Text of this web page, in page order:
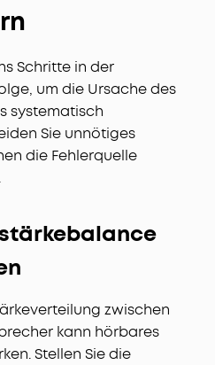
Schritte in der
um die Ursache des
systematisch
Sie unnötiges
die Fehlerquelle
zwischen
kann hörbares
Stellen Sie die